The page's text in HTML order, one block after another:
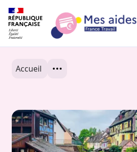
Dans votre région
Besoin d'aide ?
Accueil